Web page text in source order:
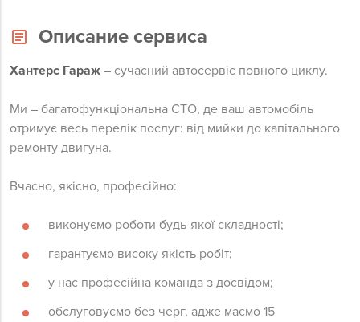
Описание сервиса
Хантерс Гараж – сучасний автосервіс повного циклу.
Ми – багатофункціональна СТО, де ваш автомобіль
отримує весь перелік послуг: від мийки до капітального
ремонту двигуна.
Вчасно, якісно, професійно:
виконуємо роботи будь-якої складності;
гарантуємо високу якість робіт;
у нас професійна команда з досвідом;
обслуговуємо без черг, адже маємо 15